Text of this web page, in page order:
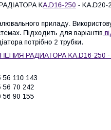
KA.D16-250 - KA.D20-
приладу.
Підходить для варіантів
потрібно 2 трубки.
56 110 143
56 70 242
56 90 155